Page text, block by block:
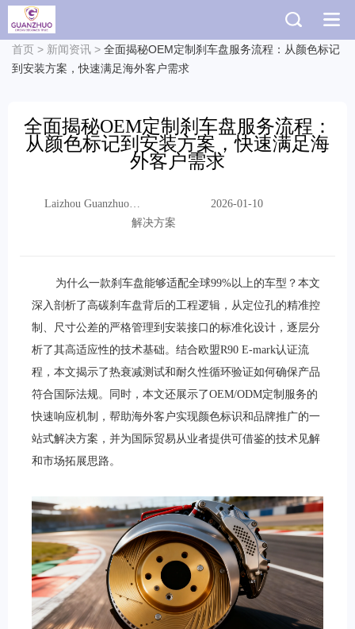
首页 > 新闻资讯 > 全面揭秘OEM定制刹车盘服务流程：从颜色标记
到安装方案，快速满足海外客户需求
全面揭秘OEM定制刹车盘服务流程：
从颜色标记到安装方案，快速满足海
外客户需求
Laizhou Guanzhuo
2026-01-10
解决方案
为什么一款刹车盘能够适配全球99%以上的车型？本文
深入剖析了高碳刹车盘背后的工程逻辑，从定位孔的精准控
制、尺寸公差的严格管理到安装接口的标准化设计，逐层分
析了其高适应性的技术基础。结合欧盟R90 E-mark认证流
程，本文揭示了热衰减测试和耐久性循环验证如何确保产品
符合国际法规。同时，本文还展示了OEM/ODM定制服务的
快速响应机制，帮助海外客户实现颜色标识和品牌推广的一
站式解决方案，并为国际贸易从业者提供可借鉴的技术见解
和市场拓展思路。